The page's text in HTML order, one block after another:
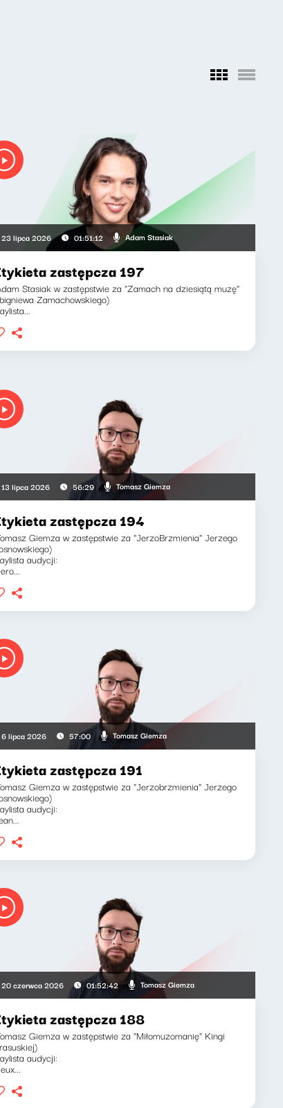
23 lipca 2026 01:51:12 Adam Stasiak
zastępcza 197
Stasiak w zastępstwie za "Zamach na dziesiątą muzę"
Zamachowskiego)
13 lipca 2026 56:29 Tomasz Giemza
zastępcza 194
Giemza w zastępstwie za "JerzoBrzmienia" Jerzego
audycji:
6 lipca 2026 57:00 Tomasz Giemza
zastępcza 191
Giemza w zastępstwie za "Jerzobrzmienia" Jerzego
audycji:
20 czerwca 2026 01:52:42 Tomasz Giemza
zastępcza 188
Giemza w zastępstwie za "Miłomuzomanię" Kingi
audycji: